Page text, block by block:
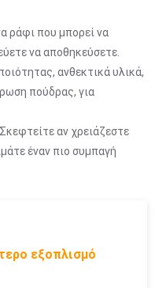
ράφι που μπορεί να
να αποθηκεύσετε.
ανθεκτικά υλικά,
πούδρας, για
Σκεφτείτε αν χρειάζεστε
έναν πιο συμπαγή
εξοπλισμό